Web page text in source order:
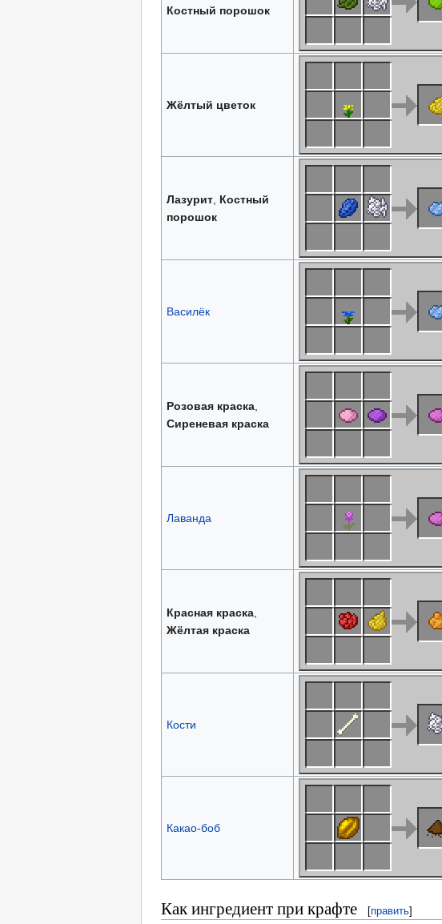
Костный порошок
Жёлтый цветок
Лазурит, Костный
порошок
Василёк
Розовая краска,
Сиреневая краска
Лаванда
Красная краска,
Жёлтая краска
Кости
Какао-боб
Как ингредиент при крафте [править]